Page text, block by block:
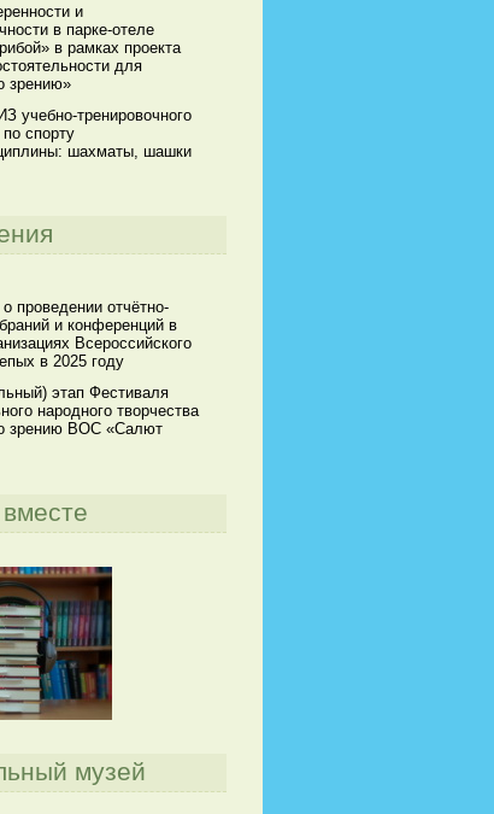
и
в парке-отеле
в рамках проекта
для
зрению»
учебно-тренировочного
спорту
шахматы, шашки
проведении отчётно-
и конференций в
Всероссийского
в 2025 году
этап Фестиваля
народного творчества
зрению ВОС «Салют
музей